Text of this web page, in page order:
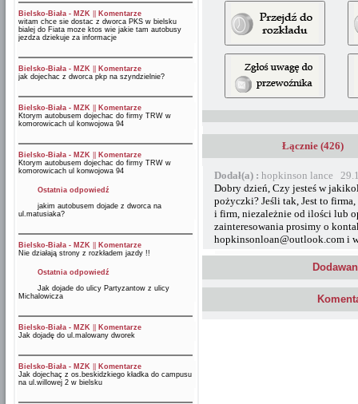
Bielsko-Biała - MZK
Komentarze
witam chce sie dostac z dworca PKS w bielsku
bialej do Fiata moze ktos wie jakie tam autobusy
jezdza dziekuje za informacje
Bielsko-Biała - MZK
Komentarze
jak dojechac z dworca pkp na szyndzielnie?
Bielsko-Biała - MZK
Komentarze
Ktorym autobusem dojechac do firmy TRW w
komorowicach ul konwojowa 94
Bielsko-Biała - MZK
Komentarze
Ktorym autobusem dojechac do firmy TRW w
komorowicach ul konwojowa 94
Ostatnia odpowiedź
jakim autobusem dojade z dworca na
ul.matusiaka?
Bielsko-Biała - MZK
Komentarze
Nie działają strony z rozkładem jazdy !!
Ostatnia odpowiedź
Jak dojade do ulicy Partyzantow z ulicy
Michalowicza
Bielsko-Biała - MZK
Komentarze
Jak dojadę do ul.malowany dworek
Bielsko-Biała - MZK
Komentarze
Jak dojechaç z os.beskidzkiego kładka do campusu
na ul.willowej 2 w bielsku
Łącznie (426)
Dodał(a) : hopkinson lance
Dobry dzień, Czy jesteś w
pożyczki? Jeśli tak, Jest to
i firm, niezależnie od ilości lub
zainteresowania prosimy o
hopkinsonloan@outlook.com i